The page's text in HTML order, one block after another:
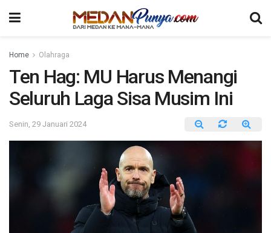
Home Olahraga
Ten Hag: MU Harus Menangi
Seluruh Laga Sisa Musim Ini
Senin, 29 Januari 2024